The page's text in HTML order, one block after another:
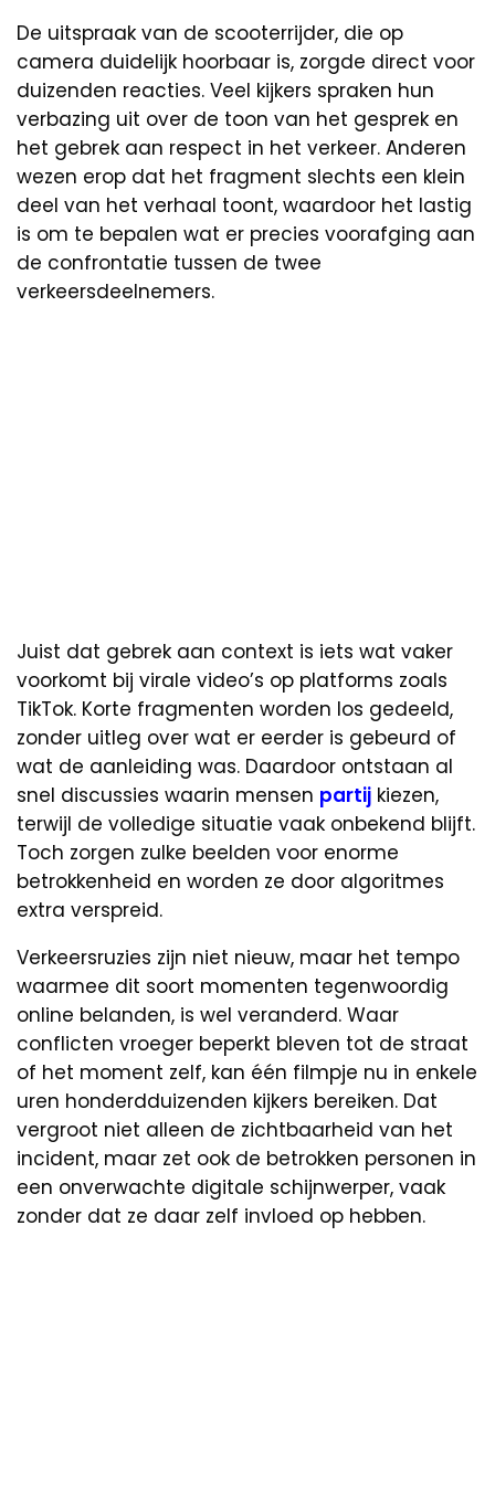
De uitspraak van de scooterrijder, die op
camera duidelijk hoorbaar is, zorgde direct voor
duizenden reacties. Veel kijkers spraken hun
verbazing uit over de toon van het gesprek en
het gebrek aan respect in het verkeer. Anderen
wezen erop dat het fragment slechts een klein
deel van het verhaal toont, waardoor het lastig
is om te bepalen wat er precies voorafging aan
de confrontatie tussen de twee
verkeersdeelnemers.
Juist dat gebrek aan context is iets wat vaker
voorkomt bij virale video’s op platforms zoals
TikTok. Korte fragmenten worden los gedeeld,
zonder uitleg over wat er eerder is gebeurd of
wat de aanleiding was. Daardoor ontstaan al
snel discussies waarin mensen partij kiezen,
terwijl de volledige situatie vaak onbekend blijft.
Toch zorgen zulke beelden voor enorme
betrokkenheid en worden ze door algoritmes
extra verspreid.
Verkeersruzies zijn niet nieuw, maar het tempo
waarmee dit soort momenten tegenwoordig
online belanden, is wel veranderd. Waar
conflicten vroeger beperkt bleven tot de straat
of het moment zelf, kan één filmpje nu in enkele
uren honderdduizenden kijkers bereiken. Dat
vergroot niet alleen de zichtbaarheid van het
incident, maar zet ook de betrokken personen in
een onverwachte digitale schijnwerper, vaak
zonder dat ze daar zelf invloed op hebben.